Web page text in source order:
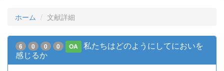
ホーム 文献詳細
6 0 0 0 OA
私たちはどのようにしてにおいを
感じるか